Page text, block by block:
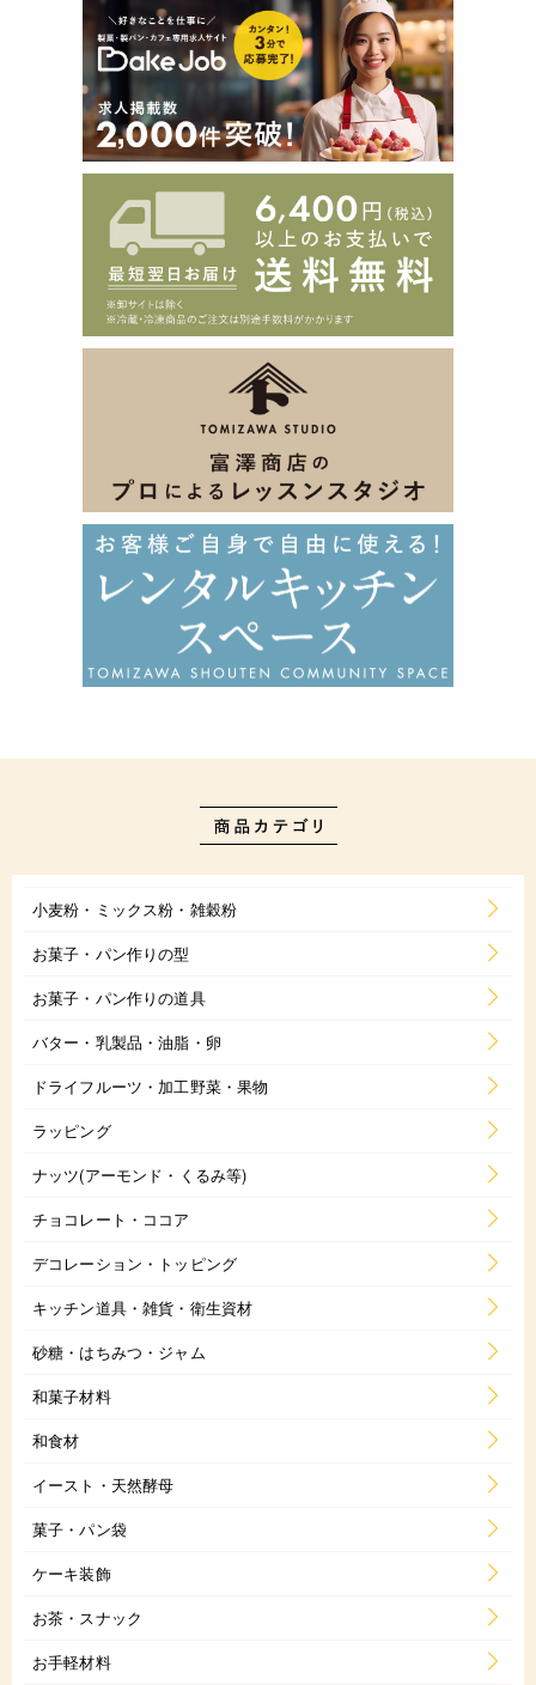
小麦粉・ミックス粉・雑穀粉
お菓子・パン作りの型
お菓子・パン作りの道具
バター・乳製品・油脂・卵
ドライフルーツ・加工野菜・果物
ラッピング
ナッツ(アーモンド・くるみ等)
チョコレート・ココア
デコレーション・トッピング
キッチン道具・雑貨・衛生資材
砂糖・はちみつ・ジャム
和菓子材料
和食材
イースト・天然酵母
菓子・パン袋
ケーキ装飾
お茶・スナック
お手軽材料